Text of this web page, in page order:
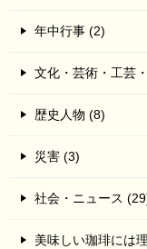
年中行事 (2)
文化・芸術・工芸
歴史人物 (8)
災害 (3)
社会・ニュース
美味しい珈琲には